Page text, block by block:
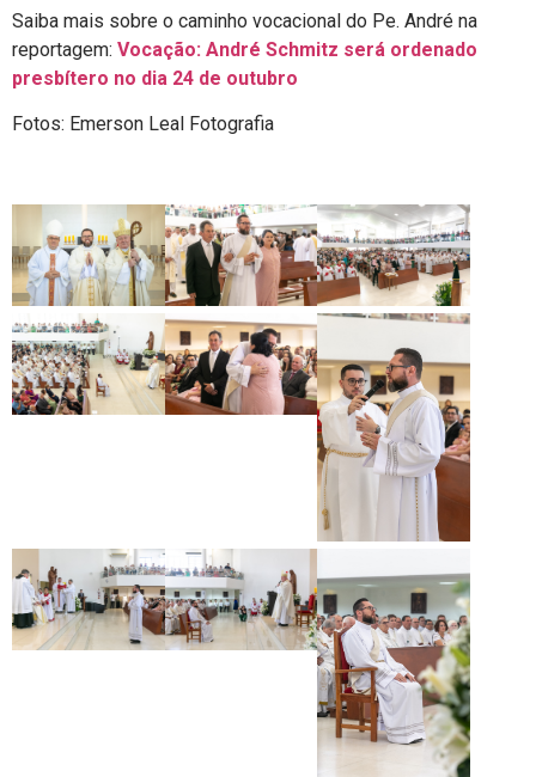
Saiba mais sobre o caminho vocacional do Pe. André na
reportagem: Vocação: André Schmitz será ordenado
presbítero no dia 24 de outubro
Fotos: Emerson Leal Fotografia